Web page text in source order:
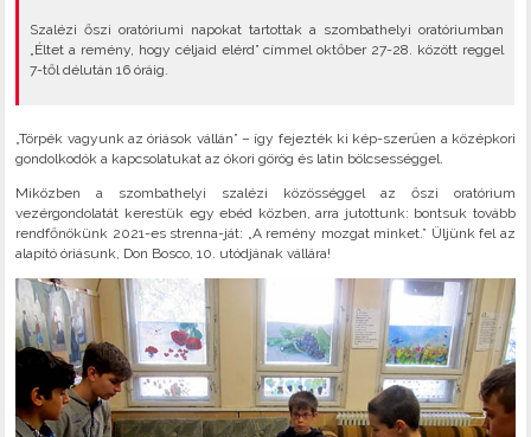
Szalézi őszi oratóriumi napokat tartottak a szombathelyi oratóriumban
„Éltet a remény, hogy céljaid elérd” címmel oktőber 27-28. között reggel
7-től délután 16 óráig.
„Törpék vagyunk az óriások vállán” – így fejezték ki kép-szerűen a középkori
gondolkodók a kapcsolatukat az ókori görög és latin bölcsességgel.
Miközben a szombathelyi szalézi közösséggel az őszi oratórium
vezérgondolatát kerestük egy ebéd közben, arra jutottunk: bontsuk tovább
rendfőnökünk 2021-es strenna-ját: „A remény mozgat minket.” Üljünk fel az
alapító óriásunk, Don Bosco, 10. utódjának vállára!